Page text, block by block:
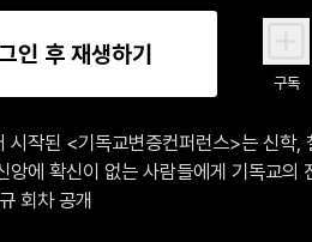
인 후 재생하기
구독
작된 <기독교변증컨퍼런스>는 신학,
앙에 확신이 없는 사람들에게 기독교
회차 공개